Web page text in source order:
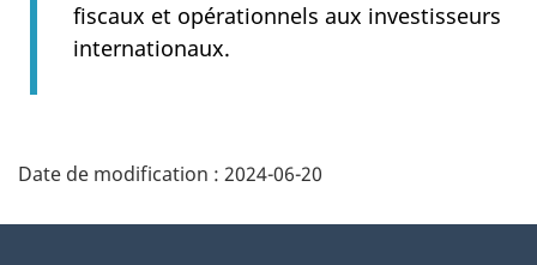
fiscaux et opérationnels aux investisseurs
internationaux.
Additional
Information
Date de modification : 2024-06-20